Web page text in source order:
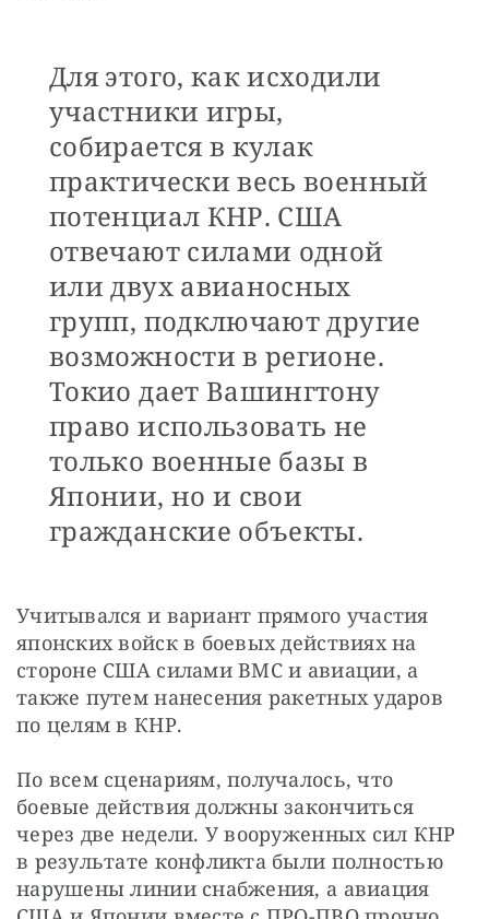
Для этого, как исходили
участники игры,
собирается в кулак
практически весь военный
потенциал КНР. США
отвечают силами одной
или двух авианосных
групп, подключают другие
возможности в регионе.
Токио дает Вашингтону
право использовать не
только военные базы в
Японии, но и свои
гражданские объекты.
Учитывался и вариант прямого участия
японских войск в боевых действиях на
стороне США силами ВМС и авиации, а
также путем нанесения ракетных ударов
по целям в КНР.
По всем сценариям, получалось, что
боевые действия должны закончиться
через две недели. У вооруженных сил КНР
в результате конфликта были полностью
нарушены линии снабжения, а авиация